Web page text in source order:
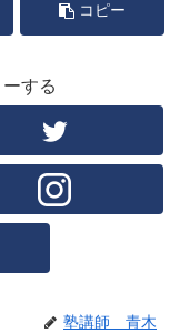
コピー
する
塾講師 青木